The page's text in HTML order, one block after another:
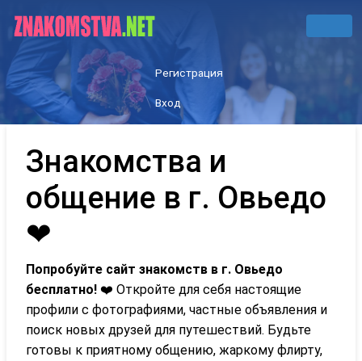
Регистрация
Вход
Знакомства и
общение в г. Овьедо
❤
Попробуйте сайт знакомств в г. Овьедо
бесплатно! ❤️ Откройте для себя настоящие
профили с фотографиями, частные объявления и
поиск новых друзей для путешествий. Будьте
готовы к приятному общению, жаркому флирту,